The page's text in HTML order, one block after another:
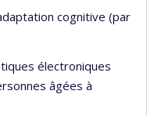
cognitive (par
électroniques
âgées à